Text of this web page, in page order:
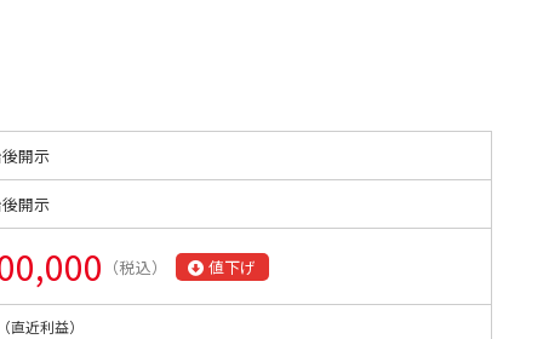
開示
開示
（税込） 値下げ
（直近利益）